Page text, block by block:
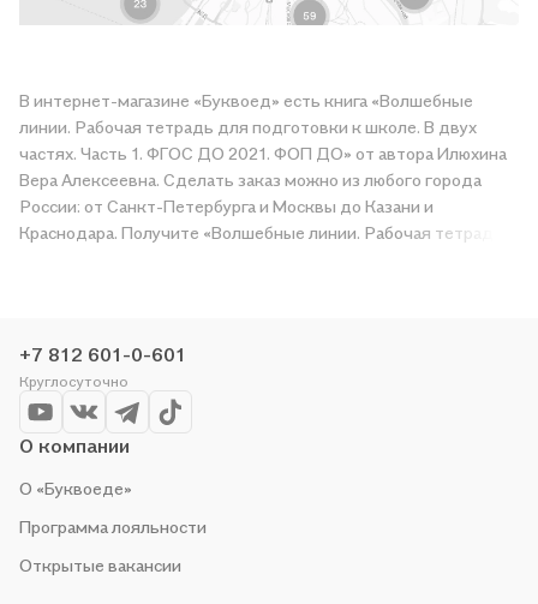
В интернет-магазине «Буквоед» есть книга «Волшебные
линии. Рабочая тетрадь для подготовки к школе. В двух
частях. Часть 1. ФГОС ДО 2021. ФОП ДО» от автора Илюхина
Вера Алексеевна. Сделать заказ можно из любого города
России: от Санкт-Петербурга и Москвы до Казани и
Краснодара. Получите «Волшебные линии. Рабочая тетрадь
организуем конкурсы и проводим акции. Оставайтесь с нами,
чтобы не упустить выгоду!
+7 812 601-0-601
Круглосуточно
О компании
О «Буквоеде»
Программа лояльности
Открытые вакансии